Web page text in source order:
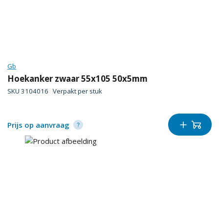
Gb
Hoekanker zwaar 55x105 50x5mm
SKU 3104016 Verpakt per stuk
Prijs op aanvraag